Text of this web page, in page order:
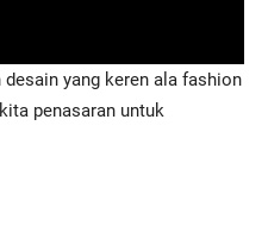
desain yang keren ala fashion
penasaran untuk